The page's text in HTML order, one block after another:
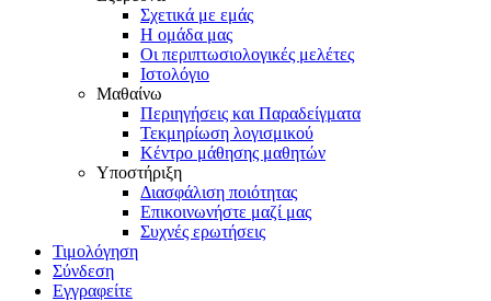
Σχετικά με εμάς
Η ομάδα μας
Οι περιπτωσιολογικές μελέτες
Ιστολόγιο
Μαθαίνω
Περιηγήσεις και Παραδείγματα
Τεκμηρίωση λογισμικού
Κέντρο μάθησης μαθητών
Υποστήριξη
Διασφάλιση ποιότητας
Επικοινωνήστε μαζί μας
Συχνές ερωτήσεις
Τιμολόγηση
Σύνδεση
Εγγραφείτε